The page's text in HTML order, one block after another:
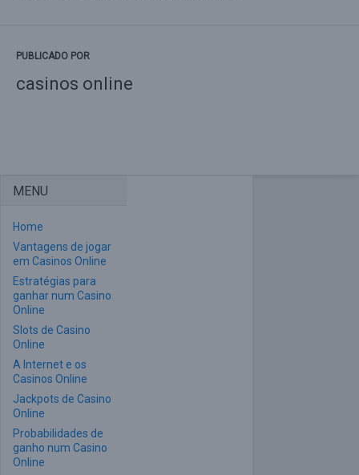
PUBLICADO POR
casinos online
MENU
Home
Vantagens de jogar
em Casinos Online
Estratégias para
ganhar num Casino
Online
Slots de Casino
Online
A Internet e os
Casinos Online
Jackpots de Casino
Online
Probabilidades de
ganho num Casino
Online